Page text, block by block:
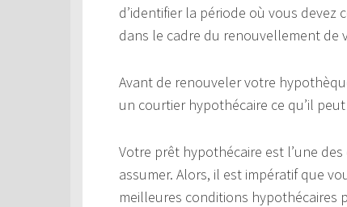
d’identifier la période où vous devez
dans le cadre du renouvellement de
Avant de renouveler votre
un courtier hypothécaire ce qu’il
Votre prêt hypothécaire est l’une
assumer. Alors, il est impératif que
meilleures conditions hypothécaires